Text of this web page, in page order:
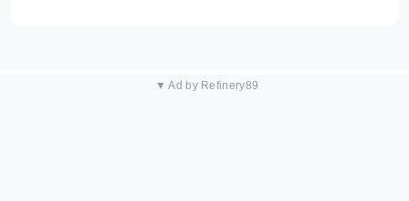
▼ Ad by Refinery89